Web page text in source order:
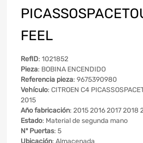
FEEL
RefID: 1021852
Pieza: BOBINA ENCENDIDO
Referencia pieza: 9675390980
Vehículo: CITROEN C4
2015
Año fabricación: 2015 2016 2017 2018
Estado: Material de segunda mano
Nº Puertas: 5
Ubicación: Almacenada